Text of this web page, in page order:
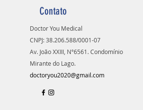
Contato
Doctor You Medical
CNPJ: 38.206.588/0001-07
Av. João XXIII, N°6561. Condomínio
Mirante do Lago.
doctoryou2020@gmail.com